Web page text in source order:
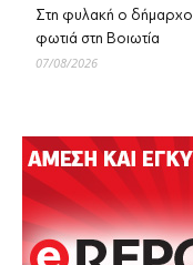
Στη φυλακή ο
φωτιά στη Βοιωτία
07/08/2026